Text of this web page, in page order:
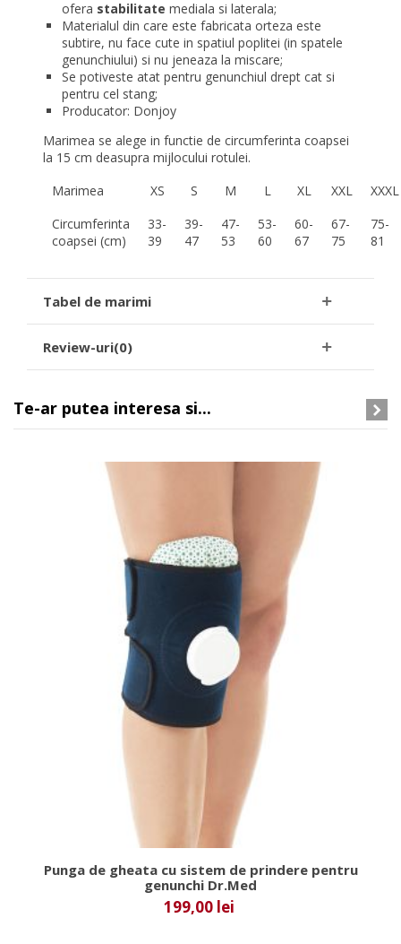
ofera stabilitatemediala si laterala;
Materialul din care este fabricata orteza este
subtire, nu face cute in spatiul poplitei (in spatele
genunchiului) si nu jeneaza la miscare;
Se potiveste atat pentru genunchiul drept cat si
pentru cel stang;
Producator: Donjoy
Marimea se alege in functie de circumferinta coapsei
la 15 cm deasupra mijlocului rotulei.
Marimea
XS S M L XL XXL
XXXL
Circumferinta
coapsei (cm)
33-
39
39-
47
47-
53
53-
60
60-
67
67-
75
75-
81
Tabel de marimi
Review-uri(0)
Te-ar putea interesa si...
Punga de gheata cu sistem de prindere pentru
genunchi Dr.Med
199,00 lei